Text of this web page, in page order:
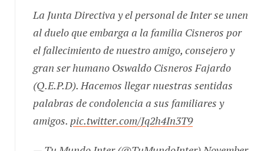
La Junta Directiva y el personal de Inter se unen
al duelo que embarga a la familia Cisneros por
el fallecimiento de nuestro amigo, consejero y
gran ser humano Oswaldo Cisneros Fajardo
(Q.E.P.D). Hacemos llegar nuestras sentidas
palabras de condolencia a sus familiares y
amigos.
pic.twitter.com/Jq2h4In3T9
— Tu Mundo Inter (@TuMundoInter)
November